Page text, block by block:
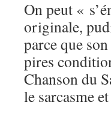
On peut «
originale,
parce que
pires
Chanson du
le sarcasme